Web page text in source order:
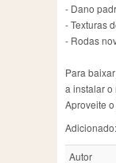
- Dano
- Texturas
- Rodas
Para
a instalar o
Aproveite
Adicionado:
Autor